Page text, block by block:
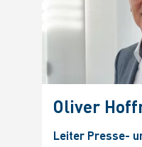
Oliver
Leiter Presse-